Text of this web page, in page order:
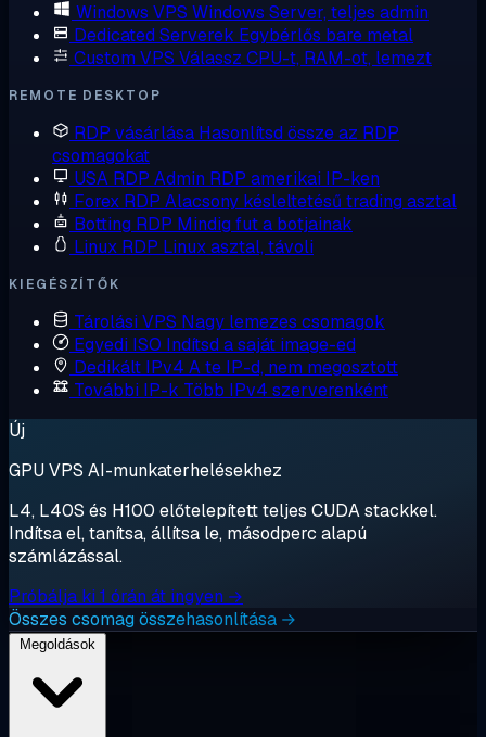
Windows VPS Windows Server, teljes admin
Dedicated Serverek Egybérlős bare metal
Custom VPS Válassz CPU-t, RAM-ot, lemezt
REMOTE DESKTOP
RDP vásárlása Hasonlítsd össze az RDP
csomagokat
USA RDP Admin RDP amerikai IP-ken
Forex RDP Alacsony késleltetésű trading asztal
Botting RDP Mindig fut a botjainak
Linux RDP Linux asztal, távoli
KIEGÉSZÍTŐK
Tárolási VPS Nagy lemezes csomagok
Egyedi ISO Indítsd a saját image-ed
Dedikált IPv4 A te IP-d, nem megosztott
További IP-k Több IPv4 szerverenként
Új
GPU VPS AI-munkaterhelésekhez
L4, L40S és H100 előtelepített teljes CUDA stackkel.
Indítsa el, tanítsa, állítsa le, másodperc alapú
számlázással.
Próbálja ki 1 órán át ingyen →
Összes csomag összehasonlítása →